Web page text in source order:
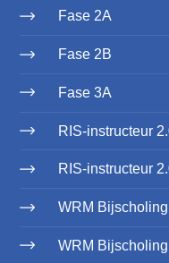
Fase 2A
Fase 2B
Fase 3A
RIS-instructeur
RIS-instructeur
WRM
WRM